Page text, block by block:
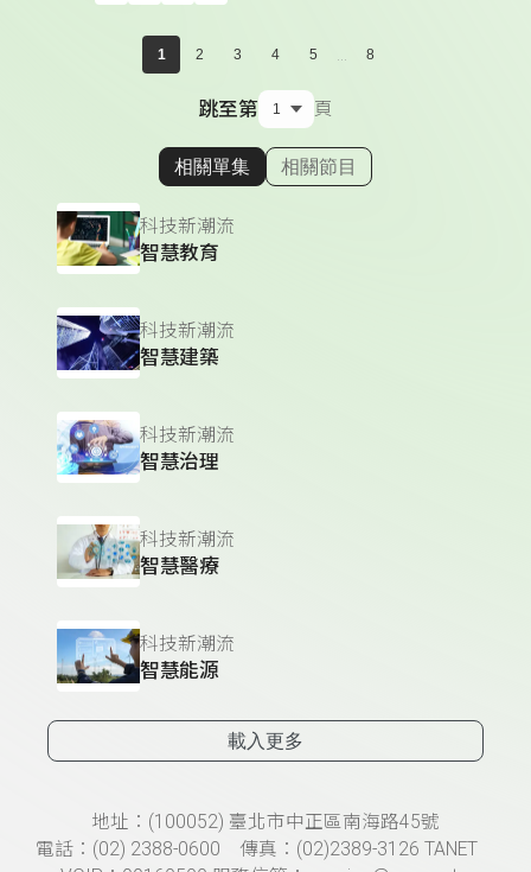
1 2 3 4 5 8
跳至第 頁
顯示相關單集
相關單集 相關節目
科技新潮流
智慧教育
科技新潮流
智慧建築
科技新潮流
智慧治理
科技新潮流
智慧醫療
科技新潮流
智慧能源
載入更多
頁尾資訊地址：(100052) 臺北市中正區南海路45號
電話：(02) 2388-0600 傳真：(02)2389-3126 TANET